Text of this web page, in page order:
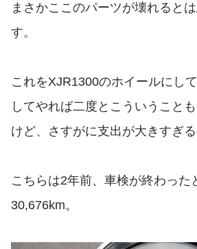
まさかここのパーツが壊れると
す。
これをXJR1300のホイールにし
してやれば二度とこういうこと
けど、さすがに支出が大きすぎる
こちらは2年前、車検が終わった
30,676km。